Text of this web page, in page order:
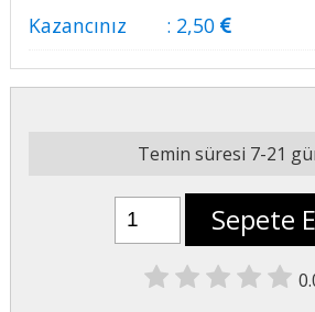
Kazancınız
: 2,50
Temin süresi 7-21
Sepete